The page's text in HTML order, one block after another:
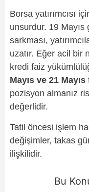
Borsa yatırımcısı
unsurdur. 19 Mayıs
sarkması,
uzatır. Eğer acil bir
kredi faiz
Mayıs ve 21 Mayıs
pozisyon almanız
değerlidir.
Tatil öncesi işlem
değişimler, takas
ilişkilidir.
Bu